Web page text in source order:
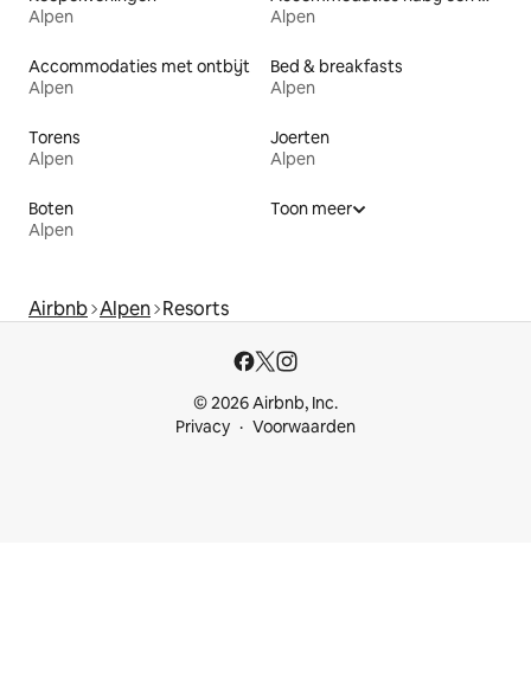
Alpen
Alpen
Accommodaties met ontbijt
Alpen
Bed & breakfasts
Alpen
Torens
Alpen
Joerten
Alpen
Boten
Alpen
Toon meer
Airbnb Alpen Resorts
© 2026 Airbnb, Inc.
Privacy
Voorwaarden